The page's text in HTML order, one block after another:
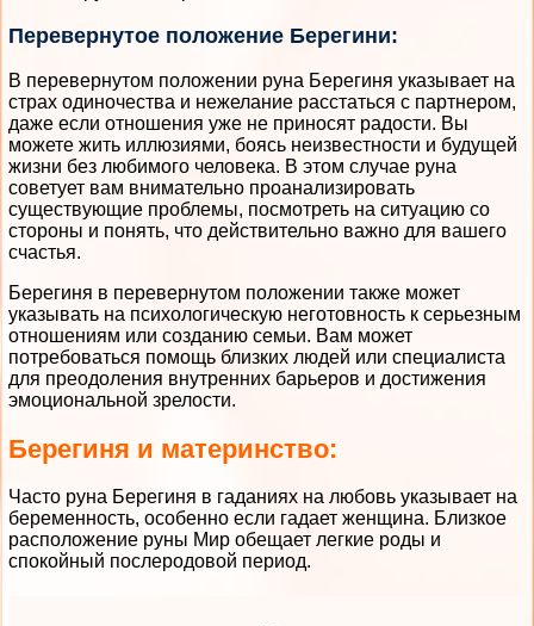
Перевернутое положение Берегини:
В перевернутом положении руна Берегиня указывает на
страх одиночества и нежелание расстаться с партнером,
даже если отношения уже не приносят радости. Вы
можете жить иллюзиями, боясь неизвестности и будущей
жизни без любимого человека. В этом случае руна
советует вам внимательно проанализировать
существующие проблемы, посмотреть на ситуацию со
стороны и понять, что действительно важно для вашего
счастья.
Берегиня в перевернутом положении также может
указывать на психологическую неготовность к серьезным
отношениям или созданию семьи. Вам может
потребоваться помощь близких людей или специалиста
для преодоления внутренних барьеров и достижения
эмоциональной зрелости.
Берегиня и материнство:
Часто руна Берегиня в гаданиях на любовь указывает на
беременность, особенно если гадает женщина. Близкое
расположение руны Мир обещает легкие роды и
спокойный послеродовой период.